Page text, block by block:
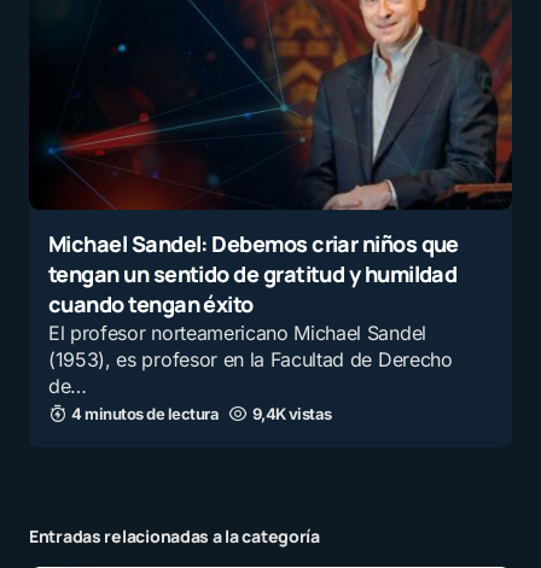
Michael Sandel: Debemos criar niños que
tengan un sentido de gratitud y humildad
cuando tengan éxito
El profesor norteamericano Michael Sandel
(1953), es profesor en la Facultad de Derecho
de…
4 minutos de lectura 9,4K vistas
Entradas relacionadas a la categoría